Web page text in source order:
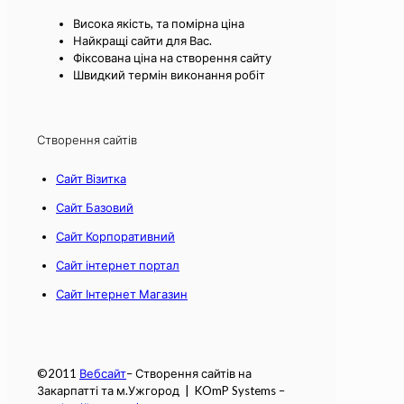
Висока якість, та помірна ціна
Найкращі сайти для Вас.
Фіксована ціна на створення сайту
Швидкий термін виконання робіт
Створення сайтів
Сайт Візитка
Сайт Базовий
Сайт Корпоративний
Сайт інтернет портал
Сайт Інтернет Магазин
©2011 Вебсайт– Створення сайтів на
Закарпатті та м.Ужгород | KOmP Systems –